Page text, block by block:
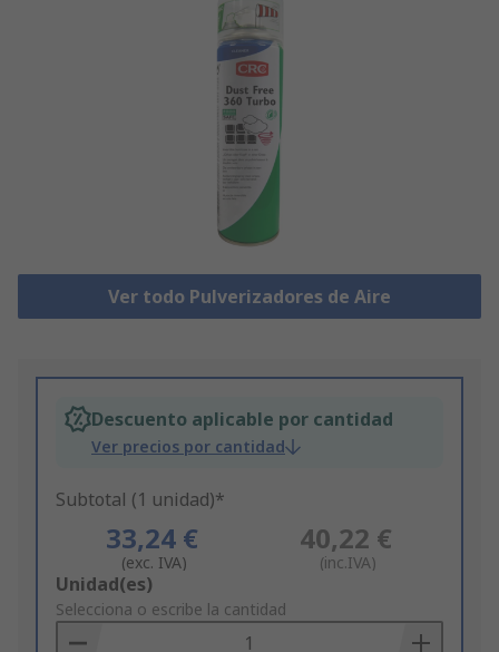
Ver todo Pulverizadores de Aire
Descuento aplicable por cantidad
Ver precios por cantidad
Subtotal (1 unidad)*
33,24 €
(exc. IVA)
40,22 €
(inc.IVA)
Add
to
Basket
Unidad(es)
Selecciona o escribe la cantidad